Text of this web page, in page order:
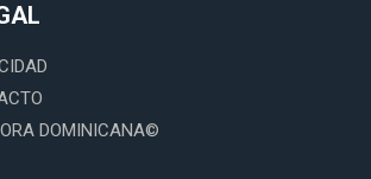
DOMINICANA©